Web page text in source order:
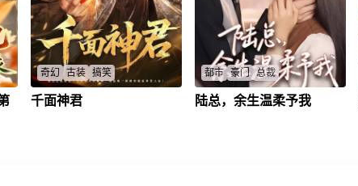
奇幻 古装 搞笑
乞丐陈九获变脸面具，从偷银报
千面神君
都市 豪门 总裁
穷孕妇被叔叔赶出家门，意外撞
陆总，余生温柔予我